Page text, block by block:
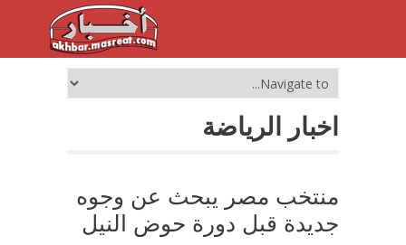
اخبار الرياضة
منتخب مصر يبحث عن وجوه
جديدة قبل دورة حوض النيل